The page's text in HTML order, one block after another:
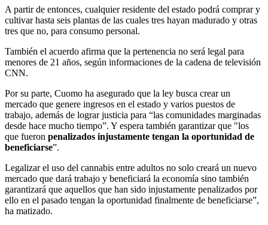
A partir de entonces, cualquier residente del estado podrá comprar y
cultivar hasta seis plantas de las cuales tres hayan madurado y otras
tres que no, para consumo personal.
También el acuerdo afirma que la pertenencia no será legal para
menores de 21 años, según informaciones de la cadena de televisión
CNN.
Por su parte, Cuomo ha asegurado que la ley busca crear un
mercado que genere ingresos en el estado y varios puestos de
trabajo, además de lograr justicia para “las comunidades marginadas
desde hace mucho tiempo”. Y espera también garantizar que "los
que fueron penalizados injustamente tengan la oportunidad de
beneficiarse”.
Legalizar el uso del cannabis entre adultos no solo creará un nuevo
mercado que dará trabajo y beneficiará la economía sino también
garantizará que aquellos que han sido injustamente penalizados por
ello en el pasado tengan la oportunidad finalmente de beneficiarse”,
ha matizado.